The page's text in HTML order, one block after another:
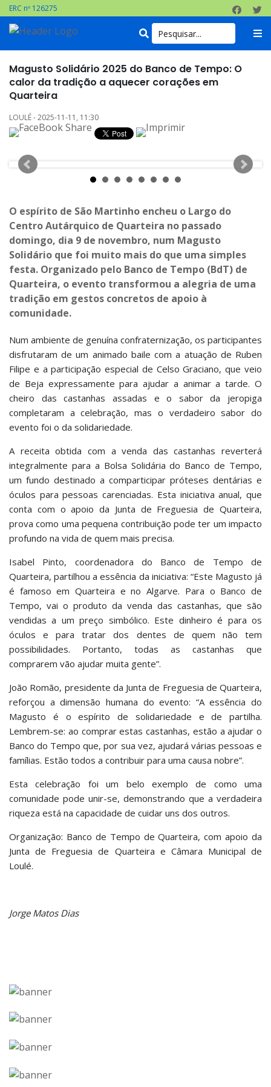
ERC nº 126275
Magusto Solidário 2025 do Banco de Tempo: O
calor da tradição a aquecer corações em
Quarteira
LOULÉ - 2025-11-11, 11:30
O espírito de São Martinho encheu o Largo do
Centro Autárquico de Quarteira no passado
domingo, dia 9 de novembro, num Magusto
Solidário que foi muito mais do que uma simples
festa. Organizado pelo Banco de Tempo (BdT) de
Quarteira, o evento transformou a alegria de uma
tradição em gestos concretos de apoio à
comunidade.
Num ambiente de genuína confraternização, os participantes
disfrutaram de um animado baile com a atuação de Ruben
Filipe e a participação especial de Celso Graciano, que veio
de Beja expressamente para ajudar a animar a tarde. O
cheiro das castanhas assadas e o sabor da jeropiga
completaram a celebração, mas o verdadeiro sabor do
evento foi o da solidariedade.
A receita obtida com a venda das castanhas reverterá
integralmente para a Bolsa Solidária do Banco de Tempo,
um fundo destinado a comparticipar próteses dentárias e
óculos para pessoas carenciadas. Esta iniciativa anual, que
conta com o apoio da Junta de Freguesia de Quarteira,
prova como uma pequena contribuição pode ter um impacto
profundo na vida de quem mais precisa.
Isabel Pinto, coordenadora do Banco de Tempo de
Quarteira, partilhou a essência da iniciativa: “Este Magusto já
é famoso em Quarteira e no Algarve. Para o Banco de
Tempo, vai o produto da venda das castanhas, que são
vendidas a um preço simbólico. Este dinheiro é para os
óculos e para tratar dos dentes de quem não tem
possibilidades. Portanto, todas as castanhas que
comprarem vão ajudar muita gente”.
João Romão, presidente da Junta de Freguesia de Quarteira,
reforçou a dimensão humana do evento: “A essência do
Magusto é o espírito de solidariedade e de partilha.
Lembrem-se: ao comprar estas castanhas, estão a ajudar o
Banco do Tempo que, por sua vez, ajudará várias pessoas e
famílias. Estão todos a contribuir para uma causa nobre”.
Esta celebração foi um belo exemplo de como uma
comunidade pode unir-se, demonstrando que a verdadeira
riqueza está na capacidade de cuidar uns dos outros.
Organização: Banco de Tempo de Quarteira, com apoio da
Junta de Freguesia de Quarteira e Câmara Municipal de
Loulé.
Jorge Matos Dias